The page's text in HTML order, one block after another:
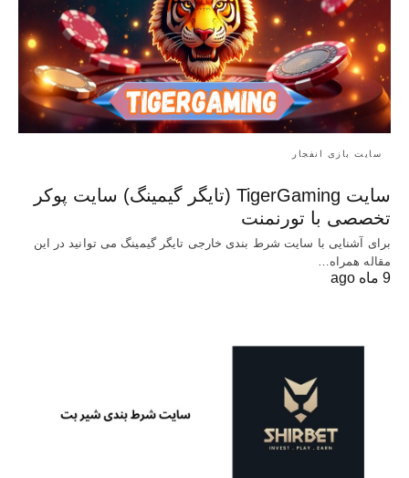
سایت بازی انفجار
سایت TigerGaming (تایگر گیمینگ) سایت پوکر
تخصصی با تورنمنت
برای آشنایی با سایت شرط بندی خارجی تایگر گیمینگ می توانید در این
مقاله همراه…
9 ماه ago